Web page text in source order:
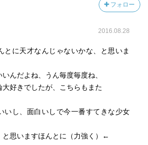
フォロー
2016.08.28
とに天才なんじゃないかな、と思いま
んだよね、うん毎度毎度ね、
好きでしたが、こちらもまた
いし、面白いしで今一番すてきな少女
と思いますほんとに（力強く）←